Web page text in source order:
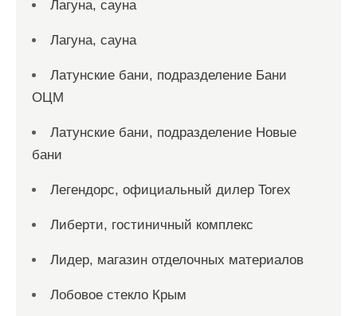
Лагуна, сауна
Лагуна, сауна
Латунские бани, подразделение Бани
ОЦМ
Латунские бани, подразделение Новые
бани
Легендорс, официальный дилер Torex
Либерти, гостиничный комплекс
Лидер, магазин отделочных материалов
Лобовое стекло Крым